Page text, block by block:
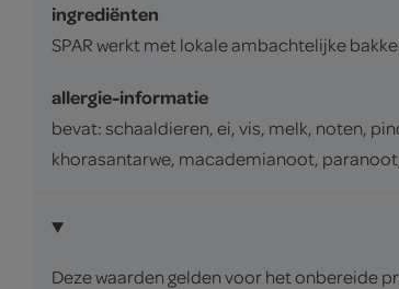
ingrediënten
SPAR werkt met lokale ambachtelijke
allergie-informatie
bevat: schaaldieren, ei, vis, melk, noten,
khorasantarwe, macademianoot,
Deze waarden gelden voor het onbereide